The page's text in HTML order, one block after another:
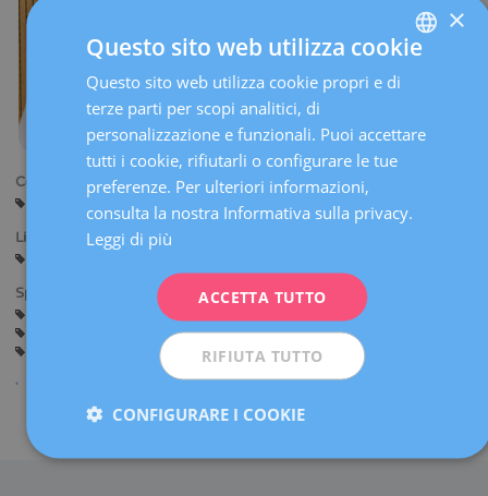
Centri:
Manresa
Lingue:
Specialità:
Aborti Ricorrenti (Infertilità)
Diagnosi genetica preimpianto
Studio Integrato della Sterilità
Infertilità
Conservazione della fertilità
Tecniche di Riproduzione Assistita
SPANISH
DEUTSCH
×
Questo sito web utilizza cookie
Questo sito web utilizza cookie propri e di
terze parti per scopi analitici, di
personalizzazione e funzionali. Puoi accettare
tutti i cookie, rifiutarli o configurare le tue
preferenze. Per ulteriori informazioni,
consulta la nostra Informativa sulla privacy.
Leggi di più
ACCETTA TUTTO
RIFIUTA TUTTO
CONFIGURARE I COOKIE